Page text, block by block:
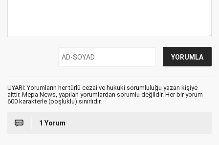
UYARI: Yorumların her türlü cezai ve hukuki sorumluluğu yazan kişiye
aittir. Mepa News, yapılan yorumlardan sorumlu değildir. Her bir yorum
600 karakterle (boşluklu) sınırlıdır.
1 Yorum